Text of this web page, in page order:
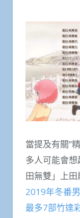
當提及有關”
多人可能會
田無雙」上田
2019年冬番
最多7部竹達